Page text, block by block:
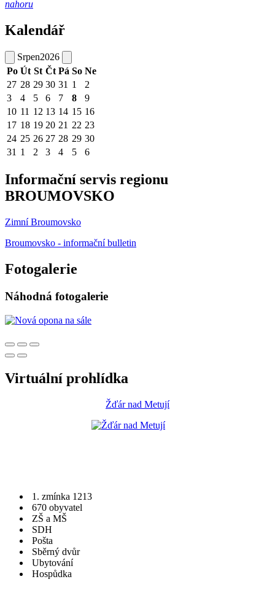
nahoru
Kalendář
Srpen2026
Po Út St Čt Pá So Ne
27 28 29 30 31 1
2
3
4 5 6 7 8
9
10 11 12 13 14 15 16
17 18 19 20 21 22 23
24 25 26 27 28 29 30
31 1 2 3 4 5 6
Informační servis regionu
BROUMOVSKO
Zimní Broumovsko
Broumovsko - informační bulletin
Fotogalerie
Náhodná fotogalerie
Virtuální prohlídka
Žďár nad Metují
1. zmínka 1213
670 obyvatel
ZŠ a MŠ
SDH
Pošta
Sběrný dvůr
Ubytování
Hospůdka